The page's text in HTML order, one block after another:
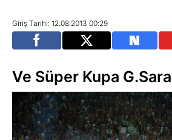
Giriş Tarihi: 12.08.2013 00:29
Ve Süper Kupa